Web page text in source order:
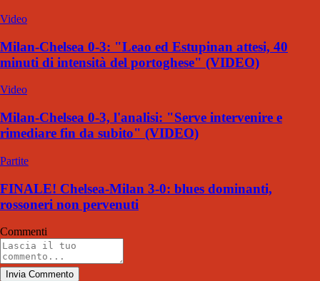
Video
Milan-Chelsea 0-3: "Leao ed Estupinan attesi, 40
minuti di intensità del portoghese" (VIDEO)
Video
Milan-Chelsea 0-3, l'analisi: "Serve intervenire e
rimediare fin da subito" (VIDEO)
Partite
FINALE! Chelsea-Milan 3-0: blues dominanti,
rossoneri non pervenuti
Commenti
Invia Commento